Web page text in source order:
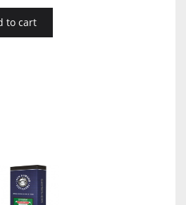
to cart